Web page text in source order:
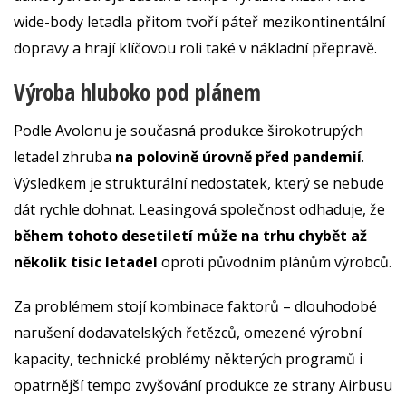
wide-body letadla přitom tvoří páteř mezikontinentální
dopravy a hrají klíčovou roli také v nákladní přepravě.
Výroba hluboko pod plánem
Podle Avolonu je současná produkce širokotrupých
letadel zhruba na polovině úrovně před pandemií.
Výsledkem je strukturální nedostatek, který se nebude
dát rychle dohnat. Leasingová společnost odhaduje, že
během tohoto desetiletí může na trhu chybět až
několik tisíc letadel oproti původním plánům výrobců.
Za problémem stojí kombinace faktorů – dlouhodobé
narušení dodavatelských řetězců, omezené výrobní
kapacity, technické problémy některých programů i
opatrnější tempo zvyšování produkce ze strany Airbusu